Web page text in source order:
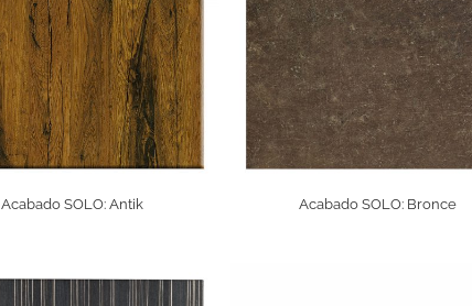
Acabado SOLO: Antik Acabado SOLO: Bronce